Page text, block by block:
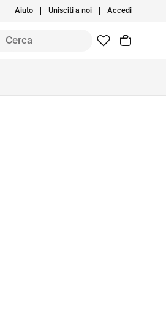
Aiuto Unisciti a noi Accedi